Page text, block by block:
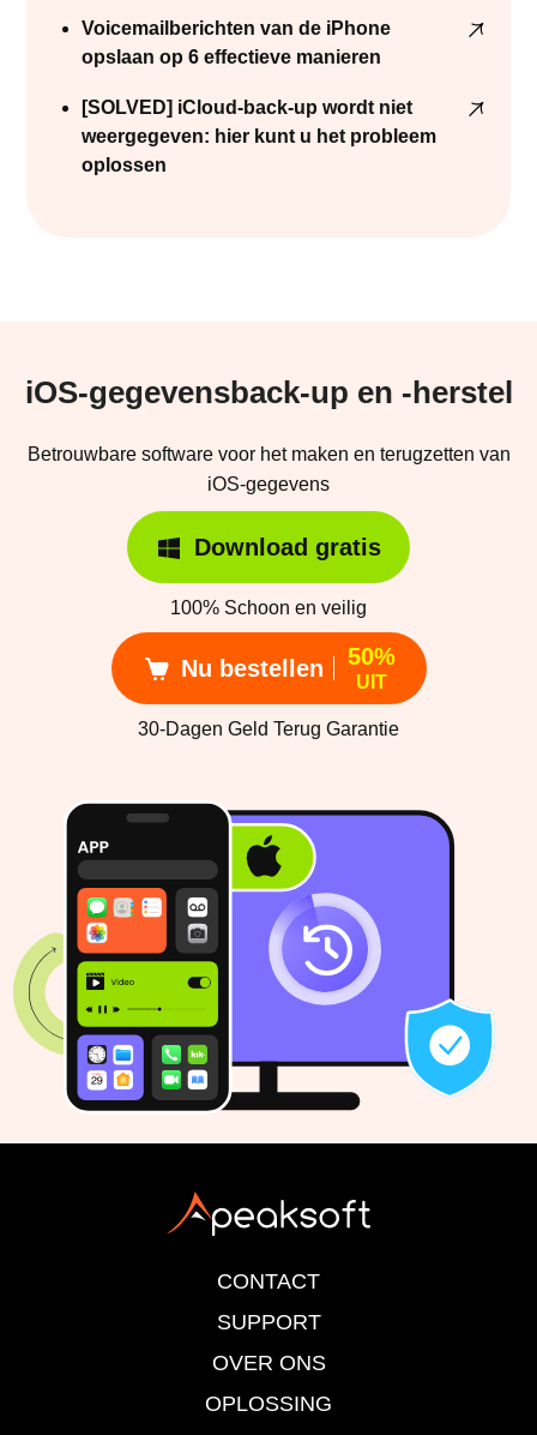
Voicemailberichten van de iPhone
opslaan op 6 effectieve manieren
[SOLVED] iCloud-back-up wordt niet
weergegeven: hier kunt u het probleem
oplossen
iOS-gegevensback-up en -herstel
Betrouwbare software voor het maken en terugzetten van
iOS-gegevens
Download gratis
100% Schoon en veilig
Nu bestellen 50%
UIT
30-Dagen Geld Terug Garantie
CONTACT
SUPPORT
OVER ONS
OPLOSSING